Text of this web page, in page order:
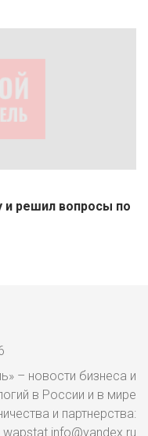
и решил вопросы по
– новости бизнеса и
в России и в мире
и партнерства:
wapstat.info@yandex.ru